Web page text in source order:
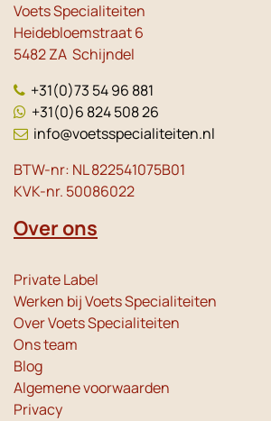
Voets Specialiteiten
Heidebloemstraat 6
5482 ZA Schijndel
+31(0)73 54 96 881
+31(0)6 824 508 26
info@voetsspecialiteiten.nl
BTW-nr: NL 822541075B01
KVK-nr. 50086022
Over ons
Private Label
Werken bij Voets Specialiteiten
Over Voets Specialiteiten
Ons team
Blog
Algemene voorwaarden
Privacy